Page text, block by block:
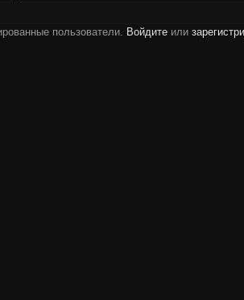
пользователи. Войдите или